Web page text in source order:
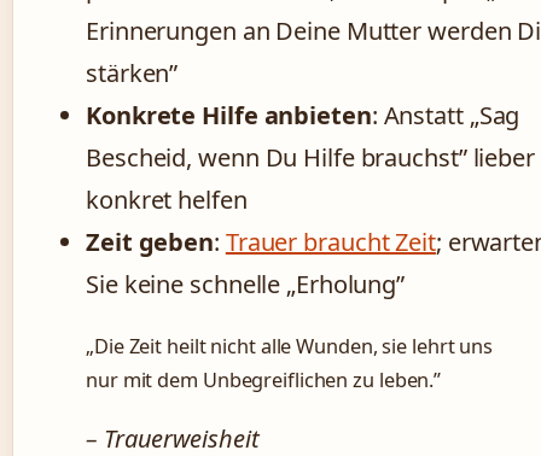
Erinnerungen an Deine Mutter werden
stärken”
Konkrete Hilfe anbieten: Anstatt „Sag
Bescheid, wenn Du Hilfe brauchst” lieber
konkret helfen
Zeit geben: Trauer braucht Zeit;
Sie keine schnelle „Erholung”
„Die Zeit heilt nicht alle Wunden, sie lehrt uns
nur mit dem Unbegreiflichen zu leben.”
– Trauerweisheit